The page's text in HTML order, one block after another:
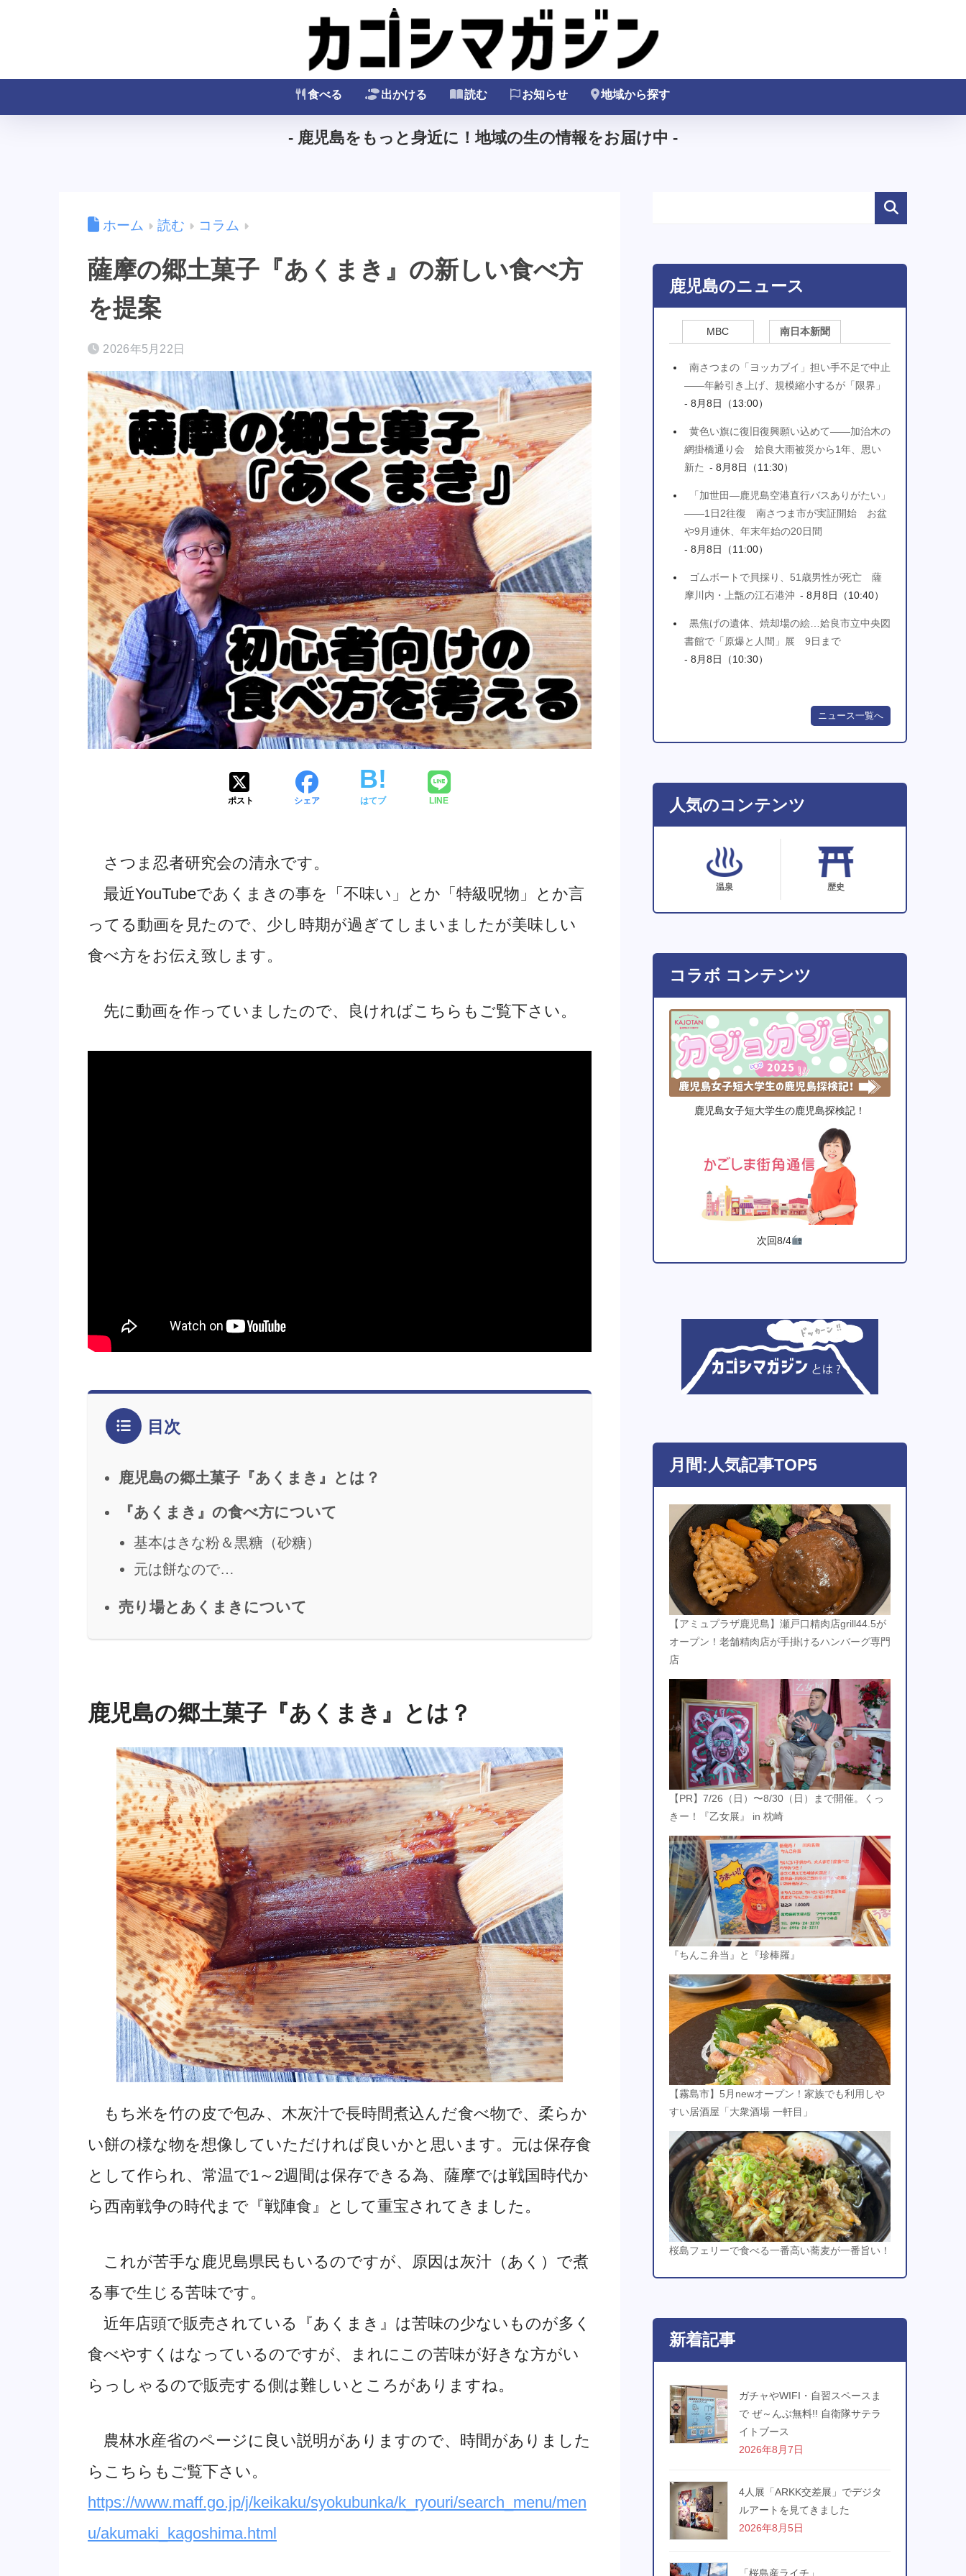
食べる 出かける 読む お知らせ 地域から探す
- 鹿児島をもっと身近に！地域の生の情報をお届け中 -
ホーム 読む コラム
薩摩の郷土菓子『あくまき』の新しい食べ方
を提案
2026年5月22日
ポスト シェア はてブ LINE
さつま忍者研究会の清永です。
最近YouTubeであくまきの事を「不味い」とか「特級呪物」とか言
ってる動画を見たので、少し時期が過ぎてしまいましたが美味しい
食べ方をお伝え致します。
先に動画を作っていましたので、良ければこちらもご覧下さい。
目次
鹿児島の郷土菓子『あくまき』とは？
『あくまき』の食べ方について
基本はきな粉＆黒糖（砂糖）
元は餅なので…
売り場とあくまきについて
鹿児島の郷土菓子『あくまき』とは？
もち米を竹の皮で包み、木灰汁で長時間煮込んだ食べ物で、柔らか
い餅の様な物を想像していただければ良いかと思います。元は保存食
として作られ、常温で1～2週間は保存できる為、薩摩では戦国時代か
ら西南戦争の時代まで『戦陣食』として重宝されてきました。
これが苦手な鹿児島県民もいるのですが、原因は灰汁（あく）で煮
る事で生じる苦味です。
近年店頭で販売されている『あくまき』は苦味の少ないものが多く
食べやすくはなっているのですが、まれにこの苦味が好きな方がい
らっしゃるので販売する側は難しいところがありますね。
農林水産省のページに良い説明がありますので、時間がありました
らこちらもご覧下さい。
https://www.maff.go.jp/j/keikaku/syokubunka/k_ryouri/search_menu/men
u/akumaki_kagoshima.html
鹿児島のニュース
MBC 南日本新聞
南さつまの「ヨッカブイ」担い手不足で中止
――年齢引き上げ、規模縮小するが「限界」
- 8月8日（13:00）
黄色い旗に復旧復興願い込めて――加治木の
網掛橋通り会 姶良大雨被災から1年、思い
新た - 8月8日（11:30）
「加世田―鹿児島空港直行バスありがたい」
――1日2往復 南さつま市が実証開始 お盆
や9月連休、年末年始の20日間
- 8月8日（11:00）
ゴムボートで貝採り、51歳男性が死亡 薩
摩川内・上甑の江石港沖 - 8月8日（10:40）
黒焦げの遺体、焼却場の絵…姶良市立中央図
書館で「原爆と人間」展 9日まで
- 8月8日（10:30）
ニュース一覧へ
人気のコンテンツ
温泉 歴史
コラボ コンテンツ
鹿児島女子短大学生の鹿児島探検記！
次回8/4
月間:人気記事TOP5
【アミュプラザ鹿児島】瀬戸口精肉店grill44.5が
オープン！老舗精肉店が手掛けるハンバーグ専門
店
【PR】7/26（日）〜8/30（日）まで開催。くっ
きー！『乙女展』 in 枕崎
『ちんこ弁当』と『珍棒羅』
【霧島市】5月newオープン！家族でも利用しや
すい居酒屋「大衆酒場 一軒目」
桜島フェリーで食べる一番高い蕎麦が一番旨い！
新着記事
ガチャやWIFI・自習スペースま
で ぜ～んぶ無料!! 自衛隊サテラ
イトブース
2026年8月7日
4人展「ARKK交差展」でデジタ
ルアートを見てきました
2026年8月5日
「桜島産ライチ」